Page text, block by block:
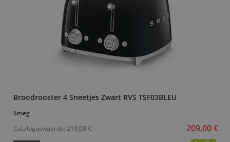
Broodrooster 4 Sneetjes Zwart RVS TSF03BLEU
Smeg
Cataloguswaarde: 219,00 € 209,00 €